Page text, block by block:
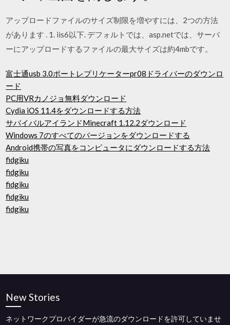
アップロードファイルのサイズ制限を増やすには、2つの方法
があります . 1. iis6以下. デフォルトでは、asp.netでは、サーバ
ーにアップロードするファイルの最大サイズは約4mbです。
富士通usb 3.0ポートレプリケーターpr08ドライバーのダウンロ
ード
PC用VRカノジョ無料ダウンロード
Cydia iOS 11.4をダウンロードする方法
サバイバルアイランドMinecraft 1.12.2ダウンロード
Windows 7のすべてのバージョンをダウンロードする
Android携帯の写真をコンピュータにダウンロードする方法
fidgiku
fidgiku
fidgiku
fidgiku
fidgiku
New Stories
ネットワークプロバイダーが急流のダウンロードを許可していませ